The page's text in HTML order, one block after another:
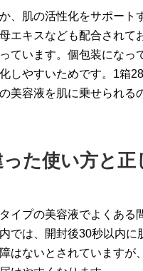
、肌の活性化をサポート
エキスなども配合されて
ています。個包装になっ
しやすいためです。1箱
美容液を肌に乗せられる
った使い方と
イプの美容液でよくある
では、開封後30秒以内に
はないとされていますが